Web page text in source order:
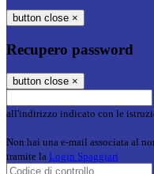
button close ×
Recupero password
button close ×
all'indirizzo indicato con le
Non hai una e-mail associata al
tramite la Login Spaggiari